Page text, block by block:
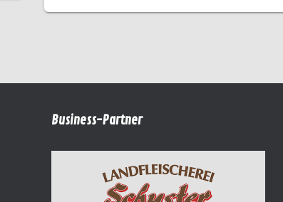
Business-Partner